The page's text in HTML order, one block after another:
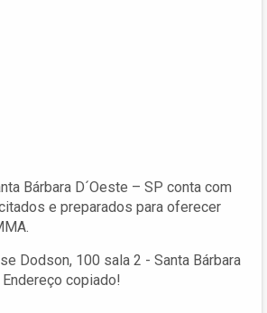
Bárbara D´Oeste – SP conta com
e preparados para oferecer
Dodson, 100 sala 2 - Santa Bárbara
Endereço copiado!